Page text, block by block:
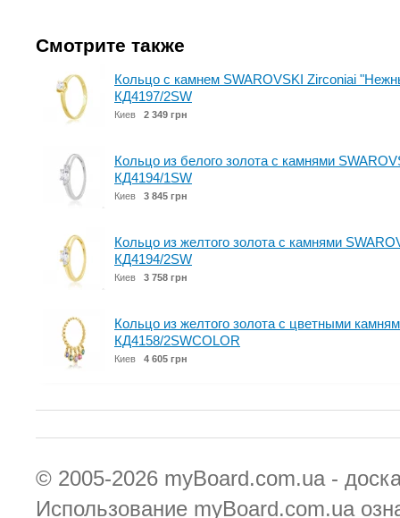
Смотрите также
Кольцо с камнем SWAROVSKI Zirconiai
КД4197/2SW
Киев 2 349 грн
Кольцо из белого золота с камнями
КД4194/1SW
Киев 3 845 грн
Кольцо из желтого золота с камнями
КД4194/2SW
Киев 3 758 грн
Кольцо из желтого золота с цветными
КД4158/2SWCOLOR
Киев 4 605 грн
© 2005-2026 myBoard.com.ua -
Использование myBoard.com.ua